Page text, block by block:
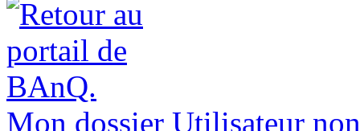
Mon dossier Utilisateur